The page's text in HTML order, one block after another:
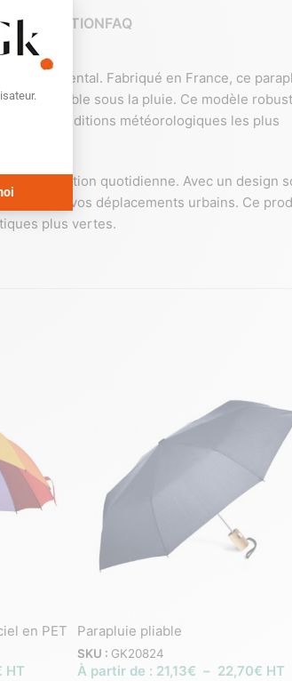
FAQ
Fabriqué en France, ce
impeccable sous la pluie. Ce modèle
aux conditions météorologiques les plus
utilisation quotidienne. Avec un design
pour vos déplacements urbains. Ce
plus vertes.
en PET
HT
Parapluie pliable
SKU : GK20824
À partir de : 21,13€ – 22,70€ HT